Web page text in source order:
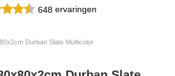
648ervaringen
Durban Slate Multicolor